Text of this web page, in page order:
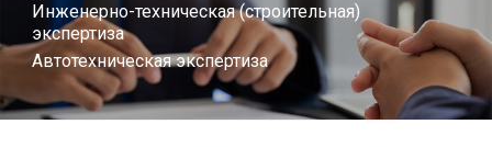
Инженерно-техническая (строительная)
экспертиза
Автотехническая экспертиза